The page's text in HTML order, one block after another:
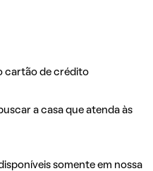
cartão de crédito
a casa que atenda às
somente em nossa